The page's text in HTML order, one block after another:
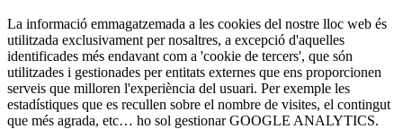
La informació emmagatzemada a les cookies del nostre lloc web és
utilitzada exclusivament per nosaltres, a excepció d'aquelles
identificades més endavant com a 'cookie de tercers', que són
utilitzades i gestionades per entitats externes que ens proporcionen
serveis que milloren l'experiència del usuari. Per exemple les
estadístiques que es recullen sobre el nombre de visites, el contingut
que més agrada, etc… ho sol gestionar GOOGLE ANALYTICS.